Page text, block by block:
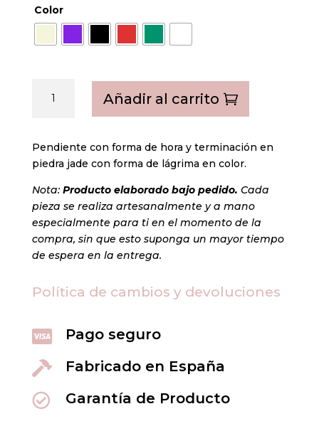
Color
Añadir al carrito
Pendiente con forma de hora y terminación en
piedra jade con forma de lágrima en color.
Nota: Producto elaborado bajo pedido. Cada
pieza se realiza artesanalmente y a mano
especialmente para ti en el momento de la
compra, sin que esto suponga un mayor tiempo
de espera en la entrega.
Política de cambios y devoluciones
 Pago seguro
 Fabricado en España
 Garantía de Producto